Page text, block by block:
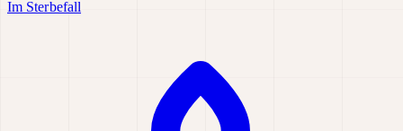
Im Sterbefall